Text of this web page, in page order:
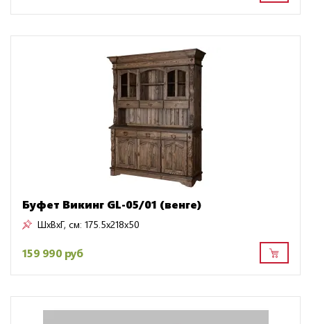
Буфет Викинг GL-05/01 (венге)
ШxВxГ, см: 175.5x218x50
159 990 руб